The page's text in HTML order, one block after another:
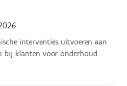
en installeren van nieuwe
aansluiten, etc
interventies uitvoeren aan
bij klanten voor onderhoud